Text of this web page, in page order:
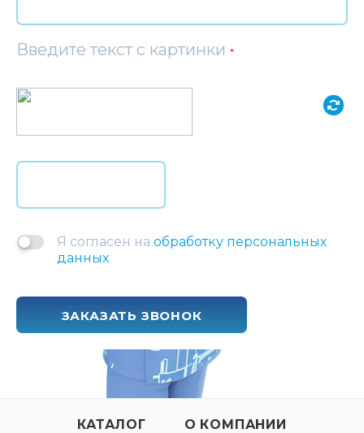
Введите текст с картинки *
Я согласен на обработку персональных
данных
ЗАКАЗАТЬ ЗВОНОК
КАТАЛОГ О КОМПАНИИ